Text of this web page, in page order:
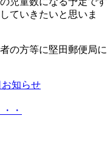
ていきたいと思いま
の方等に堅田郵便局に
カ
ゴ
お知らせ
・